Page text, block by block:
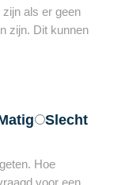
als er geen
zijn. Dit kunnen
Slecht
Hoe